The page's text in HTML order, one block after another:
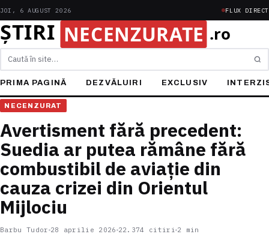
JOI, 6 AUGUST 2026 FLUX DIRECT
Caută
PRIMA PAGINĂ DEZVĂLUIRI EXCLUSIV
NECENZURAT
Avertisment fără precedent:
Suedia ar putea rămâne fără
combustibil de aviație din
cauza crizei din Orientul
Mijlociu
Barbu Tudor 28 aprilie 2026 22.374 citiri 2 min